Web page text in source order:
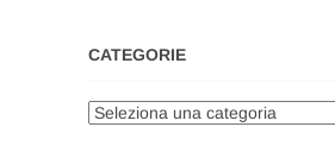
CATEGORIE
Categorie